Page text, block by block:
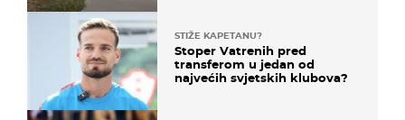
STIŽE KAPETANU?
Stoper Vatrenih pred
transferom u jedan od
najvećih svjetskih klubova?